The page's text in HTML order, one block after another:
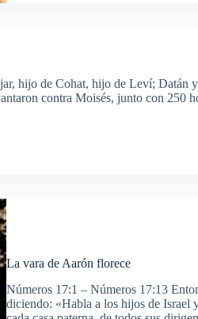
hijo de Cohat, hijo de Leví; Datán
contra Moisés, junto con 250
La vara de Aarón florece
Números 17:1 – Números 17:13
diciendo: «Habla a los hijos de Israel